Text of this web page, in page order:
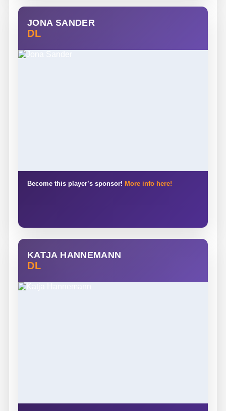
JONA SANDER
DL
Become this player’s sponsor! More info here!
KATJA HANNEMANN
DL